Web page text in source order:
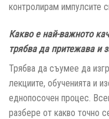
контролирам импулсите
Какво е най-важното
трябва да притежава и
Трябва да съумее да
лекциите, обученията и
еднопосочен процес.
разбере от какво точно